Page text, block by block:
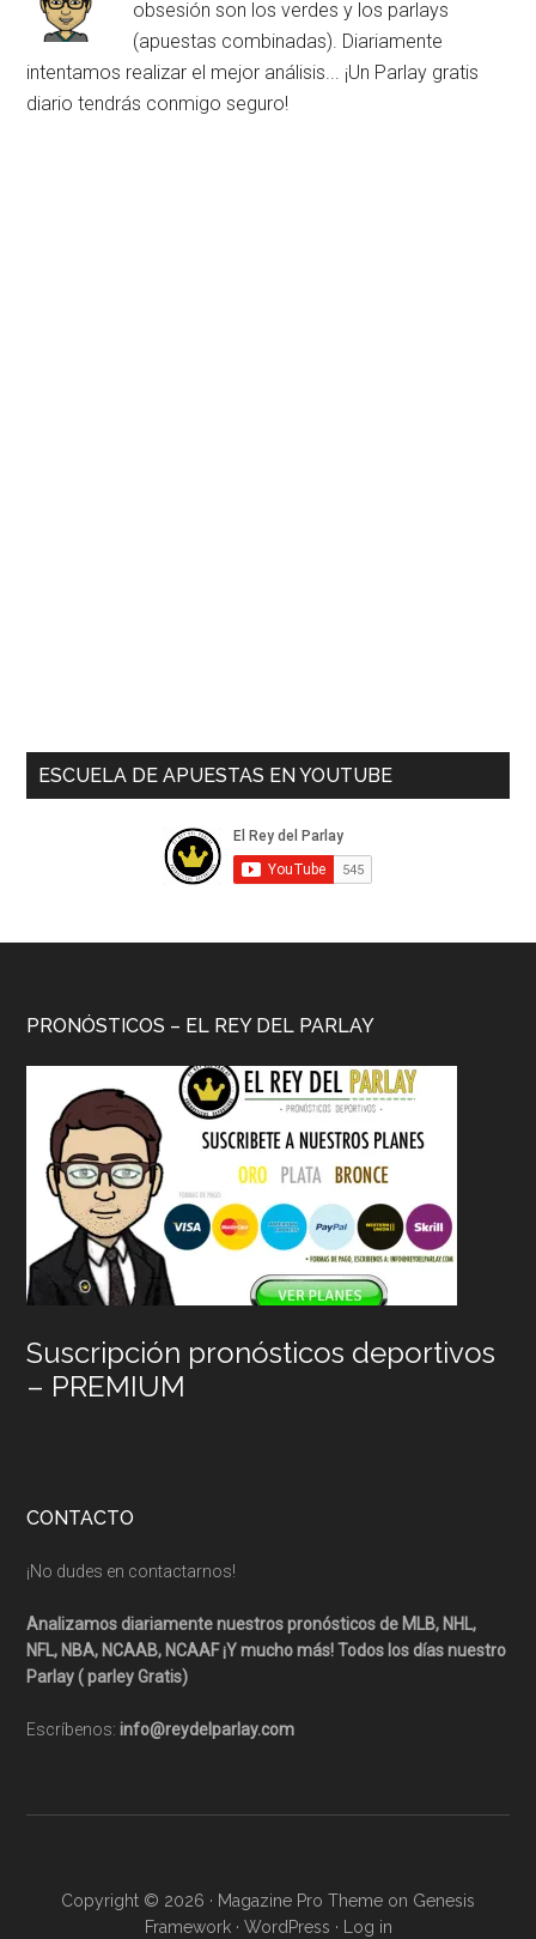
obsesión son los verdes y los parlays
(apuestas combinadas). Diariamente
intentamos realizar el mejor análisis... ¡Un Parlay gratis
diario tendrás conmigo seguro!
ESCUELA DE APUESTAS EN YOUTUBE
PRONÓSTICOS – EL REY DEL PARLAY
Suscripción pronósticos deportivos
– PREMIUM
CONTACTO
¡No dudes en contactarnos!
Analizamos diariamente nuestros pronósticos de MLB, NHL,
NFL, NBA, NCAAB, NCAAF ¡Y mucho más! Todos los días nuestro
Parlay ( parley Gratis)
Escríbenos:info@reydelparlay.com
Copyright © 2026 · Magazine Pro Theme on Genesis
Framework· WordPress · Log in